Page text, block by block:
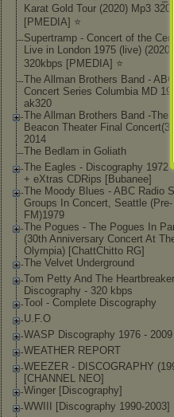
Karat Gold Tour (2020) Mp3
[PMEDIA] ⭐️
Supertramp - Concert of the
Live in London 1975 (live)
320kbps [PMEDIA] ⭐️
The Allman Brothers Band - ABC
Concert Series Columbia MD
ak320
The Allman Brothers Band -The
Beacon Theater Final Concert(3-C
2014
The Bedlam in Goliath
The Eagles - Discography 1972
+ eXtras CDRips [Bubanee]
The Moody Blues - ABC Radio
Groups In Concert, Seattle (Pre-
FM)1979
The Pogues - The Pogues In
(30th Anniversary Concert At
Olympia) [ChattChitto RG]
The Velvet Underground
Tom Petty And The Heartbreake
Discography - 320 kbps
Tool - Complete Discography
U.F.O
WASP Discography 1976 - 2009
WEATHER REPORT
WEEZER - DISCOGRAPHY
[CHANNEL NEO]
Winger [Discography]
WWIII [Discography 1990-2003]